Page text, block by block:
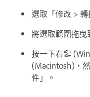
選取「修改 > 轉
將選取範圍拖曳
按一下右鍵
(Macintosh)，
件」。